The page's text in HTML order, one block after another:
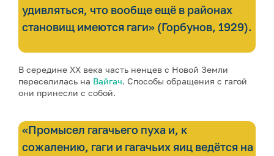
удивляться, что вообще ещё в районах
становищ имеются гаги» (Горбунов, 1929).
В середине XX века часть ненцев с Новой Земли
переселилась на Вайгач. Способы обращения с гагой
они принесли с собой.
«Промысел гагачьего пуха и, к
сожалению, гаги и гагачьих яиц ведётся на